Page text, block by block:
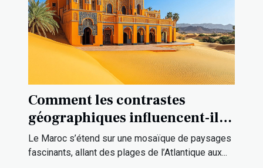
Comment les contrastes
géographiques influencent-ils
la culture marocaine ?
Le Maroc s’étend sur une mosaïque de paysages
fascinants, allant des plages de l’Atlantique aux...